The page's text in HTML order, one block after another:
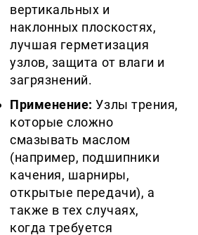
вертикальных и
наклонных плоскостях,
лучшая герметизация
узлов, защита от влаги и
загрязнений.
Применение: Узлы трения,
которые сложно
смазывать маслом
(например, подшипники
качения, шарниры,
открытые передачи), а
также в тех случаях,
когда требуется